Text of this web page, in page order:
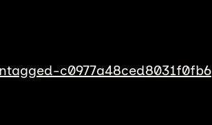
c0977a48ced8031f0fb6